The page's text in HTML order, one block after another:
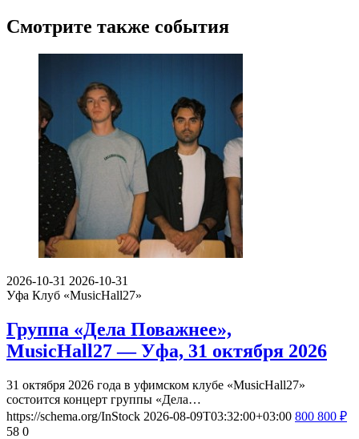
Смотрите также события
2026-10-31 2026-10-31
Уфа Клуб «MusicHall27»
Группа «Дела Поважнее»,
MusicHall27 — Уфа, 31 октября 2026
31 октября 2026 года в уфимском клубе «MusicHall27»
состоится концерт группы «Дела…
https://schema.org/InStock 2026-08-09T03:32:00+03:00 800 800 ₽
58 0